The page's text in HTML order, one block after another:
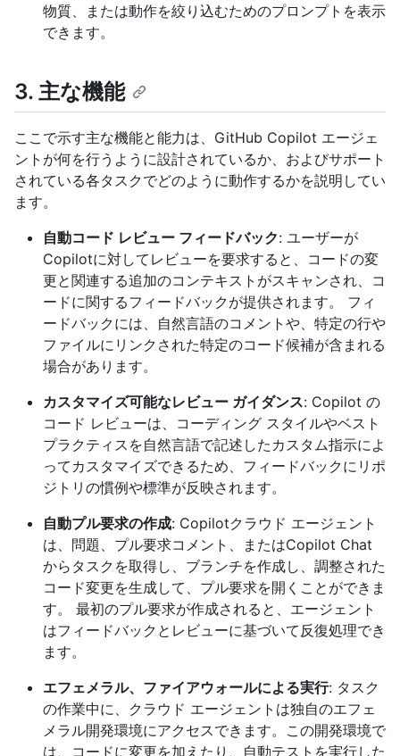
物質、または動作を絞り込むためのプロンプトを表示
できます。
3. 主な機能
ここで示す主な機能と能力は、GitHub Copilot エージェ
ントが何を行うように設計されているか、およびサポート
されている各タスクでどのように動作するかを説明してい
ます。
自動コード レビュー フィードバック: ユーザーが
Copilotに対してレビューを要求すると、コードの変
更と関連する追加のコンテキストがスキャンされ、コ
ードに関するフィードバックが提供されます。 フィ
ードバックには、自然言語のコメントや、特定の行や
ファイルにリンクされた特定のコード候補が含まれる
場合があります。
カスタマイズ可能なレビュー ガイダンス: Copilot の
コード レビューは、コーディング スタイルやベスト
プラクティスを自然言語で記述したカスタム指示によ
ってカスタマイズできるため、フィードバックにリポ
ジトリの慣例や標準が反映されます。
自動プル要求の作成: Copilotクラウド エージェント
は、問題、プル要求コメント、またはCopilot Chat
からタスクを取得し、ブランチを作成し、調整された
コード変更を生成して、プル要求を開くことができま
す。 最初のプル要求が作成されると、エージェント
はフィードバックとレビューに基づいて反復処理でき
ます。
エフェメラル、ファイアウォールによる実行: タスク
の作業中に、クラウド エージェントは独自のエフェ
メラル開発環境にアクセスできます。この開発環境で
は、コードに変更を加えたり、自動テストを実行した